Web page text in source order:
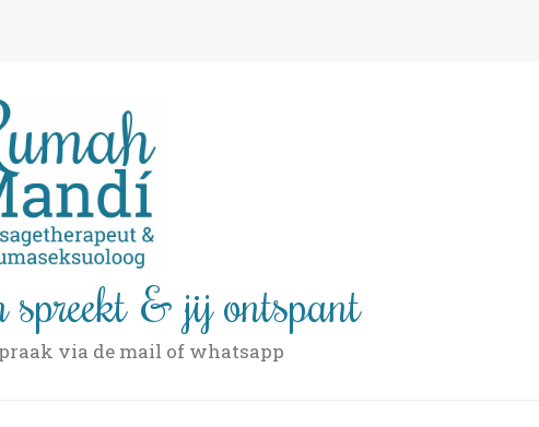
spreekt & jij ontspant
via de mail of whatsapp